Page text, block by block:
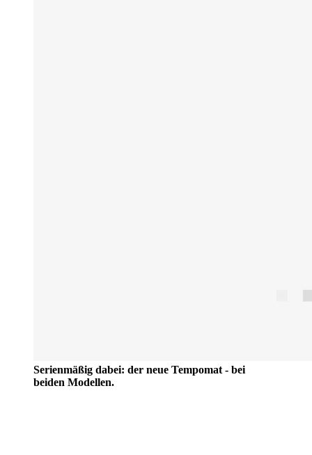
Serienmäßig dabei: der neue Tempomat - bei
beiden Modellen.